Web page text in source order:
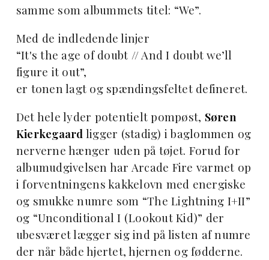
samme som albummets titel: “We”.
Med de indledende linjer
“It's the age of doubt // And I doubt we’ll
figure it out”,
er tonen lagt og spændingsfeltet defineret.
Det hele lyder potentielt pompøst, Søren
Kierkegaard ligger (stadig) i baglommen og
nerverne hænger uden på tøjet. Forud for
albumudgivelsen har Arcade Fire varmet op
i forventningens kakkelovn med energiske
og smukke numre som “The Lightning I+II”
og “Unconditional I (Lookout Kid)” der
ubesværet lægger sig ind på listen af numre
der når både hjertet, hjernen og fødderne.